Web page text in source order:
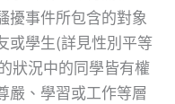
擾事件所包含的對象
或學生(詳見性別平等
狀況中的同學皆有權
嚴、學習或工作等層